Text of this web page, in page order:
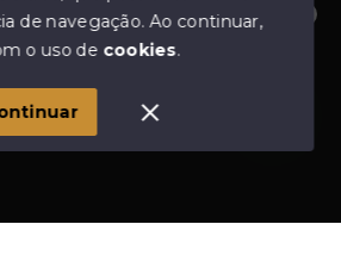
disponíveis para te ajudar.
Corretor de Imóveis - Todos
de navegação.Ao continuar,
o uso de cookies.